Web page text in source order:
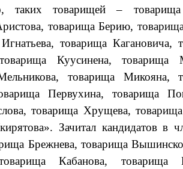
таких товарищей –
товарища Берию,
товарища Кагановича,
Куусинена, товарища
товарища Микояна,
Первухина, товарища
товарища Хрущева,
Зачитал кандидатов в
Брежнева, товарища
Кабанова, товарища